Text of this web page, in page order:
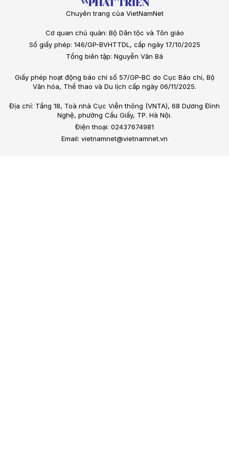
Chuyên trang của VietNamNet
Cơ quan chủ quản: Bộ Dân tộc và Tôn giáo
Số giấy phép: 146/GP-BVHTTDL, cấp ngày 17/10/2025
Tổng biên tập: Nguyễn Văn Bá
Giấy phép hoạt động báo chí số 57/GP-BC do Cục Báo chí, Bộ
Văn hóa, Thể thao và Du lịch cấp ngày 06/11/2025.
Địa chỉ: Tầng 18, Toà nhà Cục Viễn thông (VNTA), 68 Dương Đình
Nghệ, phường Cầu Giấy, TP. Hà Nội.
Điện thoại: 02437674981
Email: vietnamnet@vietnamnet.vn